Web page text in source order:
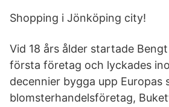
Shopping i Jönköping city!
Vid 18 års ålder startade
första företag och lyckades
decennier bygga upp Europas
blomsterhandelsföretag,